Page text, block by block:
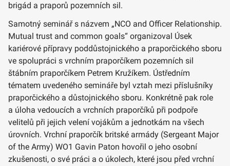
brigád a praporů pozemních sil.
Samotný seminář s názvem „NCO and Officer Relationship.
Mutual trust and common goals“ organizoval Úsek
kariérové přípravy poddůstojnického a praporčického sboru
ve spolupráci s vrchním praporčíkem pozemních sil
štábním praporčíkem Petrem Kružíkem. Ústředním
tématem uvedeného semináře byl vztah mezi příslušníky
praporčického a důstojnického sboru. Konkrétně pak role
a úloha vedoucích a vrchních praporčíků při podpoře
velitelů při jejich velení vojákům a jednotkám na všech
úrovních. Vrchní praporčík britské armády (Sergeant Major
of the Army) WO1 Gavin Paton hovořil o jeho osobní
zkušenosti, o své práci a o úkolech, které jsou před vrchní